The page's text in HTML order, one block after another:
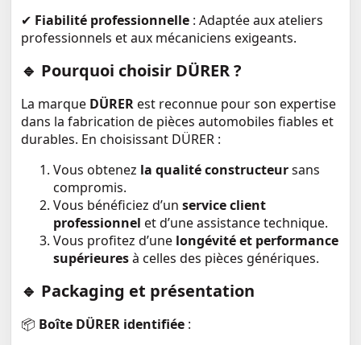
✔ Fiabilité professionnelle : Adaptée aux ateliers
professionnels et aux mécaniciens exigeants.
🔹 Pourquoi choisir DÜRER ?
La marque DÜRERest reconnue pour son expertise
dans la fabrication de pièces automobiles fiables et
durables. En choisissant DÜRER :
Vous obtenez la qualité constructeursans
compromis.
Vous bénéficiez d’unservice client
professionnel et d’une assistance technique.
Vous profitez d’une longévité et performance
supérieuresà celles des pièces génériques.
🔹 Packaging et présentation
📦 Boîte DÜRER identifiée :